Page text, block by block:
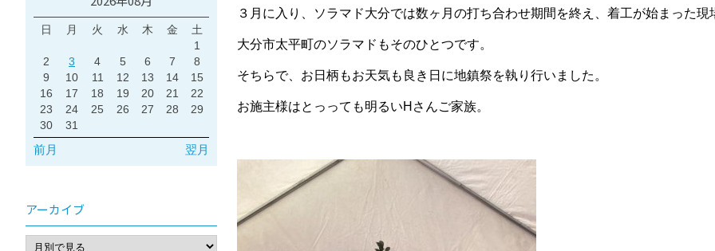
３月に入り、ソラマド大分では数ヶ月の打ち合わせ期間を終え、着工が始まった現
大分市太平町のソラマドもそのひとつです。
そちらで、お日柄もお天気も良き日に地鎮祭を執り行いました。
お施主様はとっっても明るいHさんご家族。
日 月 火 水 木 金
土
1
2
3 4 5 6 7
8
9
10 11 12 13 14
15
16
17 18 19 20 21
22
23
24 25 26 27 28
29
30
31
前月 翌月
アーカイブ